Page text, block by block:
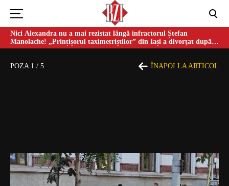
Nici Alexandra nu a mai rezistat lângă infractorul Ștefan
Manolache! „Prințișorul taximetriștilor” din Iași a divorţat după
doi ani de căsnicie
POZA 1 / 5 ÎNAPOI LA ARTICOL